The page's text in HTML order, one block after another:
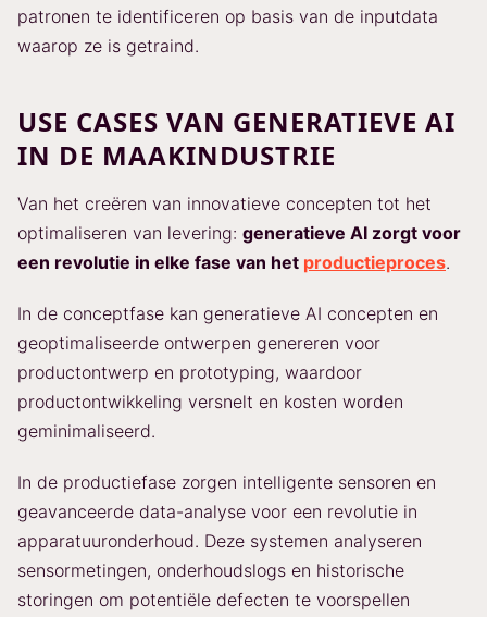
patronen te identificeren op basis van de inputdata
waarop ze is getraind.
USE CASES VAN GENERATIEVE AI
IN DE MAAKINDUSTRIE
Van het creëren van innovatieve concepten tot het
optimaliseren van levering: generatieve AI zorgt voor
een revolutie in elke fase van het productieproces.
In de conceptfase kan generatieve AI concepten en
geoptimaliseerde ontwerpen genereren voor
productontwerp en prototyping, waardoor
productontwikkeling versnelt en kosten worden
geminimaliseerd.
In de productiefase zorgen intelligente sensoren en
geavanceerde data-analyse voor een revolutie in
apparatuuronderhoud. Deze systemen analyseren
sensormetingen, onderhoudslogs en historische
storingen om potentiële defecten te voorspellen